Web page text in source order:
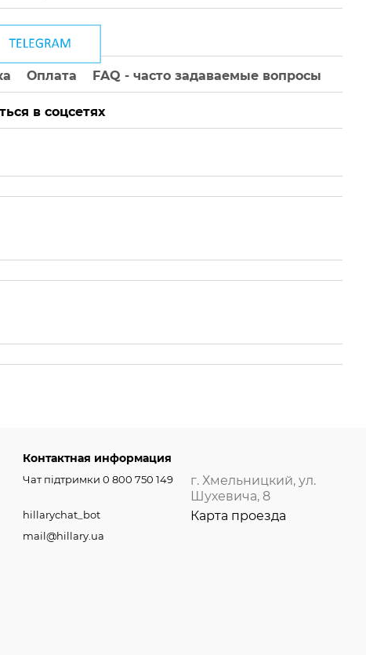
Оплата FAQ - часто задаваемые вопросы
в соцсетях
Контактная информация
Чат підтримки 0 800 750 149
hillarychat_bot
mail@hillary.ua
г. Хмельницкий, ул.
Шухевича, 8
Карта проезда